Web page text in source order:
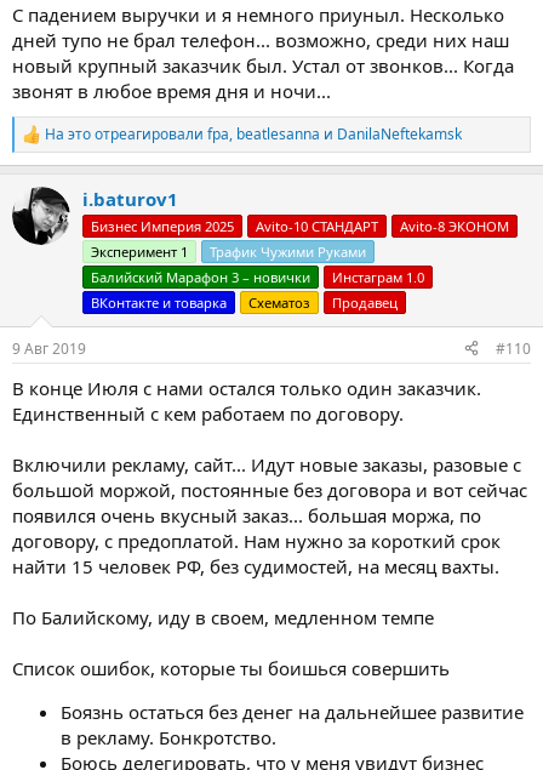
С падением выручки и я немного приуныл. Несколько
дней тупо не брал телефон... возможно, среди них наш
новый крупный заказчик был. Устал от звонков... Когда
звонят в любое время дня и ночи...
Р
е
ц
и
На это отреагировали fpa, beatlesanna и DanilaNeftekamsk
i.baturov1
Бизнес Империя 2025 Avito-10 СТАНДАРТ
Avito-8 ЭКОНОМ
Эксперимент 1
Трафик Чужими Руками
Балийский Марафон 3 – новички
Инстаграм 1.0
ВКонтакте и товарка
Схематоз Продавец
9 Авг 2019 #110
В конце Июля с нами остался только один заказчик.
Единственный с кем работаем по договору.
Включили рекламу, сайт... Идут новые заказы, разовые с
большой моржой, постоянные без договора и вот сейчас
появился очень вкусный заказ... большая моржа, по
договору, с предоплатой. Нам нужно за короткий срок
найти 15 человек РФ, без судимостей, на месяц вахты.
По Балийскому, иду в своем, медленном темпе
Список ошибок, которые ты боишься совершить
Боязнь остаться без денег на дальнейшее развитие
в рекламу. Бонкротство.
Боюсь делегировать, что у меня увидут бизнес